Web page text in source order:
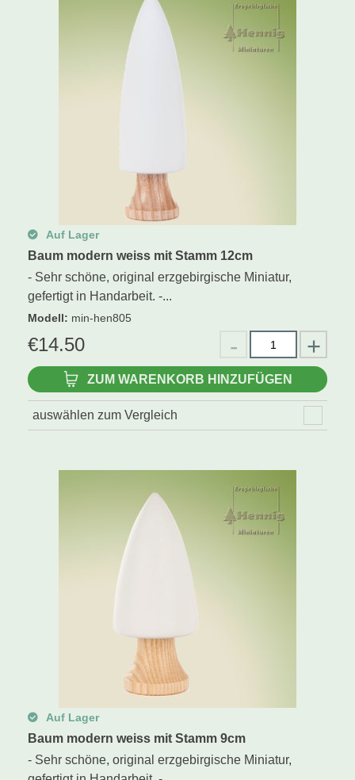
Auf Lager
Baum modern weiss mit Stamm 12cm
- Sehr schöne, original erzgebirgische Miniatur,
gefertigt in Handarbeit. -...
Modell: min-hen805
€14.50
ZUM WARENKORB HINZUFÜGEN
auswählen zum Vergleich
Auf Lager
Baum modern weiss mit Stamm 9cm
- Sehr schöne, original erzgebirgische Miniatur,